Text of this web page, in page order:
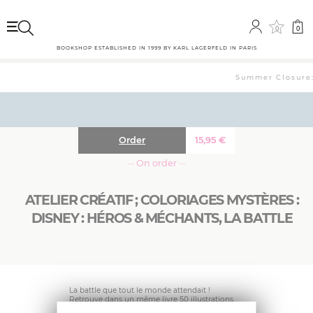
0 0
BOOKSHOP ESTABLISHED IN 1999 BY KARL LAGERFELD IN PARIS
Summer
ATELIER CRÉATIF ; COLORIAGES MYSTÈRES :
DISNEY : HÉROS & MÉCHANTS, LA BATTLE
15,95 €
Order
··· On order ···
La battle que tout le monde attendait !
Retrouve dans un même livre 50 illustrations